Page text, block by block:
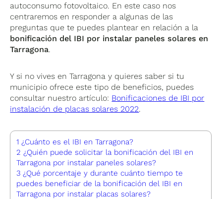
autoconsumo fotovoltaico. En este caso nos
centraremos en responder a algunas de las
preguntas que te puedes plantear en relación a la
bonificación del IBI por instalar paneles solares en
Tarragona.
Y si no vives en Tarragona y quieres saber si tu
municipio ofrece este tipo de beneficios, puedes
consultar nuestro artículo: Bonificaciones de IBI por
instalación de placas solares 2022.
1 ¿Cuánto es el IBI en Tarragona?
2 ¿Quién puede solicitar la bonificación del IBI en
Tarragona por instalar paneles solares?
3 ¿Qué porcentaje y durante cuánto tiempo te
puedes beneficiar de la bonificación del IBI en
Tarragona por instalar placas solares?